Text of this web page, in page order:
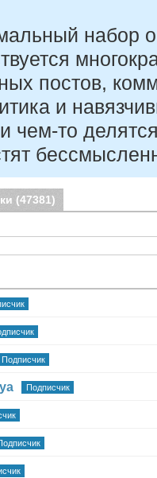
набор
постов,
и
чем-то
(47381)
Подписчик
Подписчик